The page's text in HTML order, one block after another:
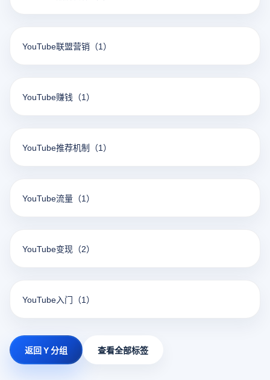
YouTube联盟营销 （1）
YouTube赚钱 （1）
YouTube推荐机制 （1）
YouTube流量 （1）
YouTube变现 （2）
YouTube入门 （1）
返回 Y 分组 查看全部标签